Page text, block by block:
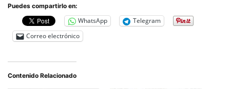
Puedes compartirlo en:
WhatsApp
Telegram
Correo electrónico
Contenido Relacionado